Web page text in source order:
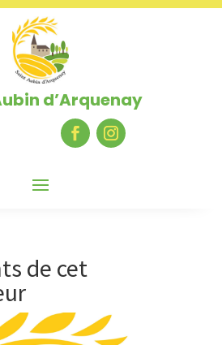
d’Arquenay
de cet